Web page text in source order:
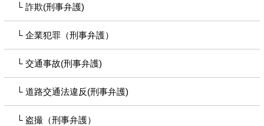
詐欺(刑事弁護)
企業犯罪（刑事弁護）
交通事故(刑事弁護)
道路交通法違反(刑事弁護)
盗撮（刑事弁護）